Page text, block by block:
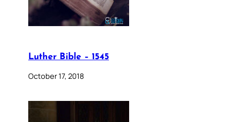
Luther Bible – 1545
October 17, 2018